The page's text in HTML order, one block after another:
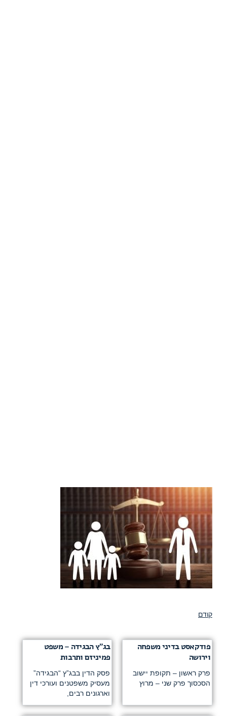
קודם
פודקאסט בדיני משפחה
וירושה
פרק ראשון – תקופת יישוב
הסכסוך פרק שני – מרוץ
בג”ץ הבגידה – משפט
פמיניזם ותרבות
פסק הדין בבג”ץ “הבגידה”
מעסיק משפטנים ועורכי דין
וארגונים רבים,